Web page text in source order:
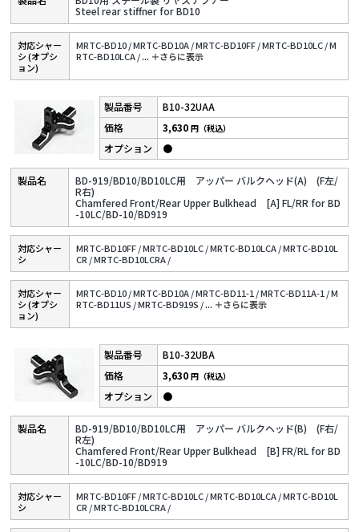
Steel rear stiffner for BD10
対応シャー
シ (オプシ
ョン)
MRTC-BD10 /MRTC-BD10A /MRTC-BD10FF /MRTC-BD10LC /M
RTC-BD10LCA /... ＋さらに表⽰
B10-32UAA
BD-919/BD10/BD10LC用 アッパー バルクヘッド(A) (F左/
R右)
Chamfered Front/Rear Upper Bulkhead [A] FL/RR for BD
-10LC/BD-10/BD919
3,630円（税込）
●
対応シャー
シ
MRTC-BD10FF /MRTC-BD10LC /MRTC-BD10LCA /MRTC-BD10L
CR /MRTC-BD10LCRA /
対応シャー
シ (オプシ
ョン)
MRTC-BD10 /MRTC-BD10A /MRTC-BD11-1 /MRTC-BD11A-1 /M
RTC-BD11US /MRTC-BD919S /... ＋さらに表⽰
B10-32UBA
BD-919/BD10/BD10LC用 アッパー バルクヘッド(B) (F右/
R左)
Chamfered Front/Rear Upper Bulkhead [B] FR/RL for BD
-10LC/BD-10/BD919
3,630円（税込）
●
対応シャー
シ
MRTC-BD10FF /MRTC-BD10LC /MRTC-BD10LCA /MRTC-BD10L
CR /MRTC-BD10LCRA /